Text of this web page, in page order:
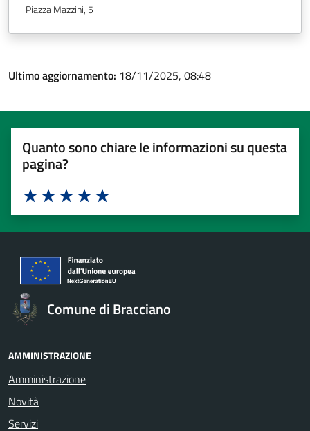
Piazza Mazzini, 5
Ultimo aggiornamento: 18/11/2025, 08:48
Quanto sono chiare le informazioni su questa
pagina?
Valuta 5 stelle su 5
Valuta 4 stelle su 5
Valuta 3 stelle su 5
Valuta 2 stelle su 5
Valuta 1 stelle su 5
Comune di Bracciano
AMMINISTRAZIONE
Amministrazione
Novità
Servizi